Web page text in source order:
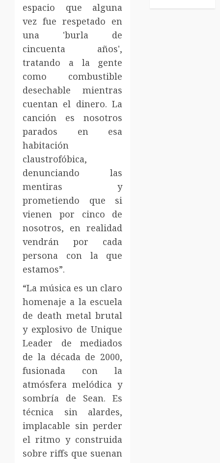
espacio que alguna
vez fue respetado en
una 'burla de
cincuenta años',
tratando a la gente
como combustible
desechable mientras
cuentan el dinero. La
canción es nosotros
parados en esa
habitación
claustrofóbica,
denunciando las
mentiras y
prometiendo que si
vienen por cinco de
nosotros, en realidad
vendrán por cada
persona con la que
estamos”.
“La música es un claro
homenaje a la escuela
de death metal brutal
y explosivo de Unique
Leader de mediados
de la década de 2000,
fusionada con la
atmósfera melódica y
sombría de Sean. Es
técnica sin alardes,
implacable sin perder
el ritmo y construida
sobre riffs que suenan